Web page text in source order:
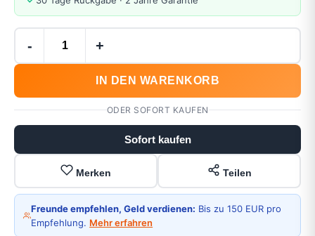
- +
IN DEN WARENKORB
ODER SOFORT KAUFEN
Sofort kaufen
Merken Teilen
Freunde empfehlen, Geld verdienen: Bis zu 150 EUR pro
Empfehlung. Mehr erfahren